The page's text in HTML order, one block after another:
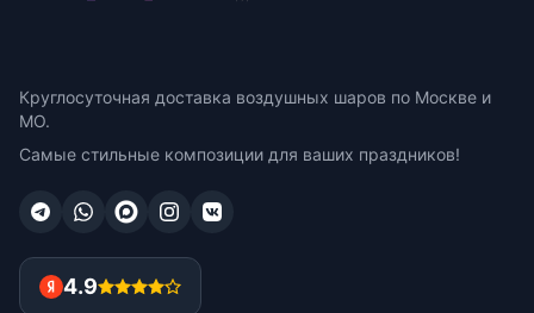
Круглосуточная доставка воздушных шаров по Москве и
МО.
Самые стильные композиции для ваших праздников!
4.9